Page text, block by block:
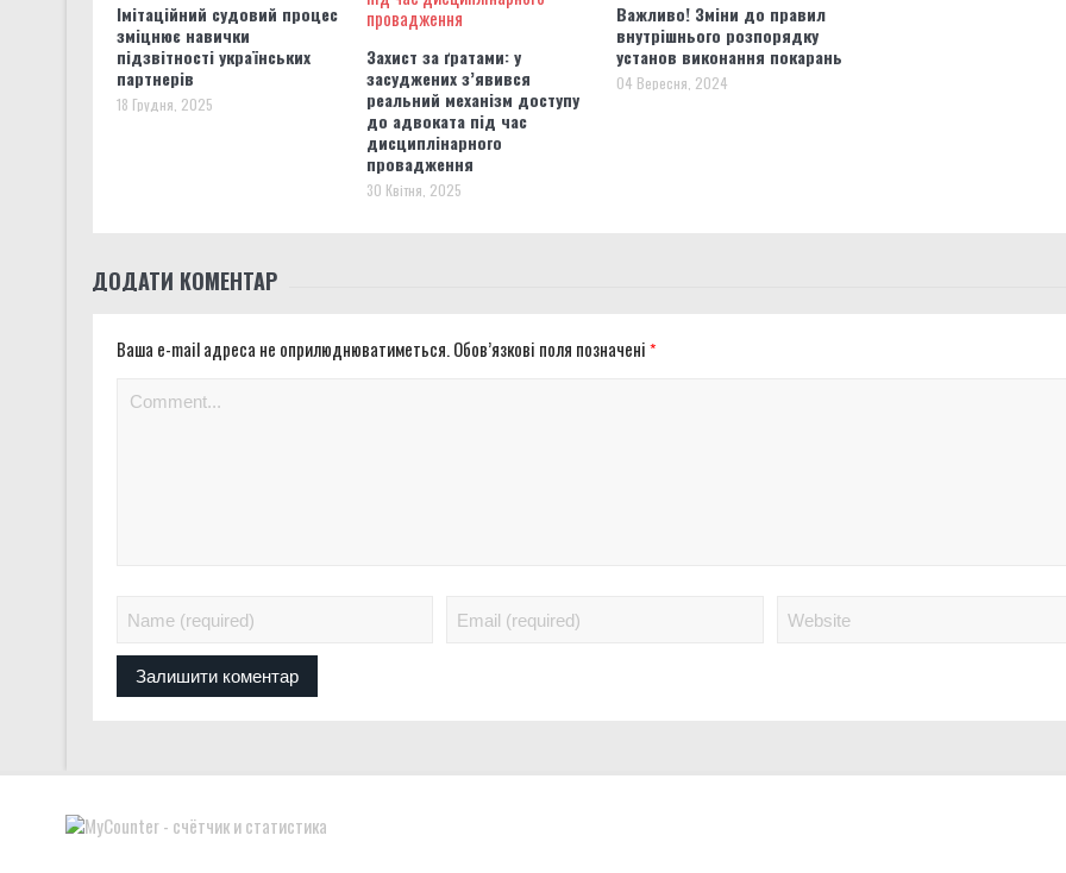
Імітаційний судовий процес
зміцнює навички
підзвітності українських
партнерів
18 Грудня, 2025
Захист за ґратами: у
засуджених з’явився
реальний механізм доступу
до адвоката під час
дисциплінарного
провадження
30 Квітня, 2025
Важливо! Зміни до правил
внутрішнього розпорядку
установ виконання покарань
04 Вересня, 2024
ДОДАТИ КОМЕНТАР
Ваша e-mail адреса не оприлюднюватиметься. Обов’язкові поля позначені*